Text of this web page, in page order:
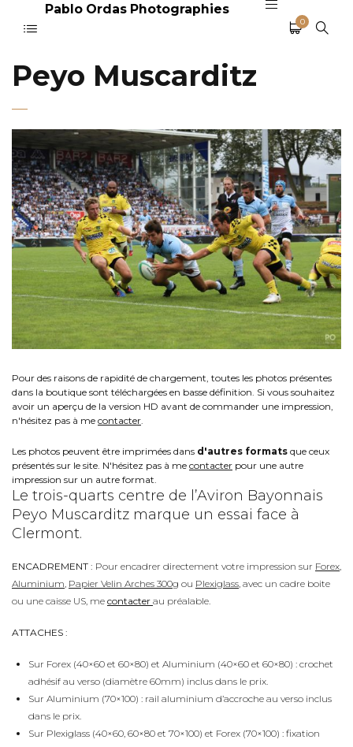
Pablo Ordas Photographies
0
Peyo Muscarditz
Pour des raisons de rapidité de chargement, toutes les photos présentes
dans la boutique sont téléchargées en basse définition. Si vous souhaitez
avoir un aperçu de la version HD avant de commander une impression,
n'hésitez pas à me contacter
Les photos peuvent être imprimées dans d'autres formats que ceux
présentés sur le site. N'hésitez pas à me contacter pour une autre
impression sur un autre format.
Le trois-quarts centre de l’Aviron Bayonnais
Peyo Muscarditz marque un essai face à
Clermont.
ENCADREMENT : Pour encadrer directement votre impression sur Forex
Aluminium Papier Velin Arches 300g ou Plexiglass , avec un cadre boite
ou une caisse US, me contacter au préalable.
ATTACHES :
Sur Forex (40×60 et 60×80) et Aluminium (40×60 et 60×80) : crochet
adhésif au verso (diamètre 60mm) inclus dans le prix.
Sur Aluminium (70×100) : rail aluminium d’accroche au verso inclus
dans le prix.
Sur Plexiglass (40×60, 60×80 et 70×100) et Forex (70×100) : fixation